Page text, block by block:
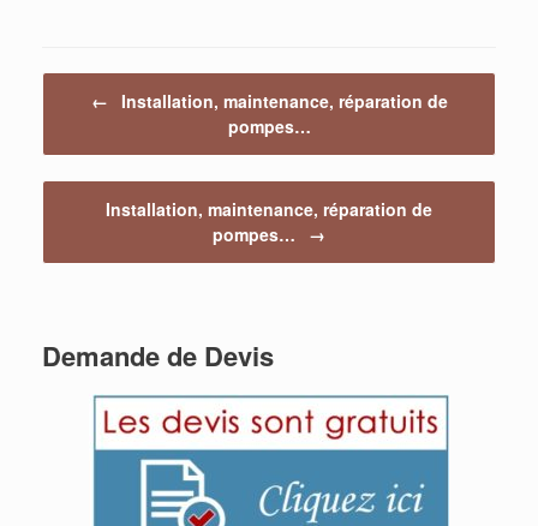
←
Installation, maintenance, réparation de
pompes…
Installation, maintenance, réparation de
pompes…
→
Demande de Devis